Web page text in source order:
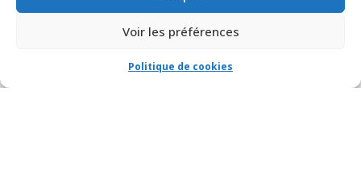
Voir les préférences
Politique de cookies